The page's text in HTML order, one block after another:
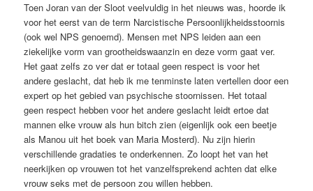
Toen Joran van der Sloot veelvuldig in het nieuws was, hoorde ik
voor het eerst van de term Narcistische Persoonlijkheidsstoornis
(ook wel NPS genoemd). Mensen met NPS leiden aan een
ziekelijke vorm van grootheidswaanzin en deze vorm gaat ver.
Het gaat zelfs zo ver dat er totaal geen respect is voor het
andere geslacht, dat heb ik me tenminste laten vertellen door een
expert op het gebied van psychische stoornissen. Het totaal
geen respect hebben voor het andere geslacht leidt ertoe dat
mannen elke vrouw als hun bitch zien (eigenlijk ook een beetje
als Manou uit het boek van Maria Mosterd). Nu zijn hierin
verschillende gradaties te onderkennen. Zo loopt het van het
neerkijken op vrouwen tot het vanzelfsprekend achten dat elke
vrouw seks met de persoon zou willen hebben.